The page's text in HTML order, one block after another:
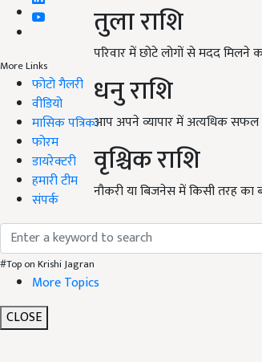
More Links
फोटो गैलरी
वीडियो
मासिक पत्रिका
फोरम
डायरेक्टरी
हमारी टीम
संपर्क
#Top on Krishi Jagran
More Topics
CLOSE
तुला राशि
परिवार में छोटे लोगों से मदद मिलने
धनु राशि
आप अपने व्यापार में अत्यधिक सफल
वृश्चिक राशि
नौकरी या बिजनेस में किसी तरह